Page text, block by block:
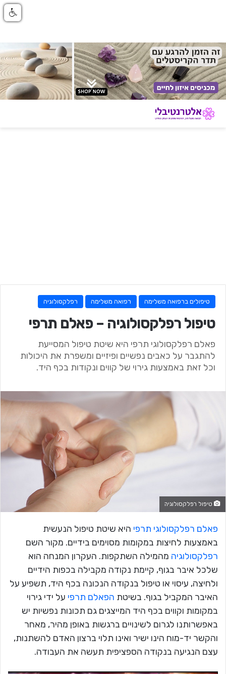
טיפולים ברפואה משלימה רפואה משלימה רפלקסולוגיה
טיפול רפלקסולוגיה – פאלם תרפי
פאלם רפלקסולוגי תרפי היא שיטת טיפול המסייעת
להתגבר על כאבים נפשיים ופיזיים ומשפרת את היכולות
וכל זאת באמצעות גירוי של קווים ונקודות בכף היד.
טיפול רפלקסולוגיה
פאלם רפלקסולוגי תרפי היא שיטת טיפול הנעשית
באמצעות לחיצות במקומות מסוימים בידיים. מקור השם
רפלקסולוגיה מהמילה השתקפות. העקרון המנחה הוא
שלכל איבר בגוף, קיימת נקודה מקבילה בכפות הידיים
ולחיצה, עיסוי או טיפול בנקודה הנכונה בכף היד, תשפיע על
האיבר המקביל בגוף. בשיטת הפאלם תרפי על ידי גירוי
במקומות וקווים בכף היד המייצגים גם תכונות נפשיות יש
באפשרותנו לגרום לשינויים ברגשות באופן מהיר, מאחר
והקשר יד-מוח הינו ישיר ואינו תלוי ברצון האדם להשתנות,
עצם הנגיעה בנקודה הספציפית תעשה את העבודה.